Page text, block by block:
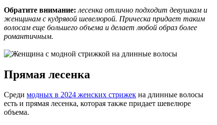
Обратите внимание: лесенка отлично подходит девушкам и
женщинам с кудрявой шевелюрой. Прическа придает таким
волосам еще большего объема и делает любой образ более
романтичным.
Прямая лесенка
Среди модных в 2024 женских стрижек на длинные волосы
есть и прямая лесенка, которая также придает шевелюре
объема.